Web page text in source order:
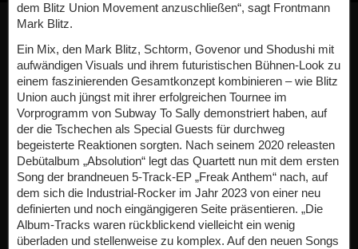
dem Blitz Union Movement anzuschließen“, sagt Frontmann
Mark Blitz.
Ein Mix, den Mark Blitz, Schtorm, Govenor und Shodushi mit
aufwändigen Visuals und ihrem futuristischen Bühnen-Look zu
einem faszinierenden Gesamtkonzept kombinieren – wie Blitz
Union auch jüngst mit ihrer erfolgreichen Tournee im
Vorprogramm von Subway To Sally demonstriert haben, auf
der die Tschechen als Special Guests für durchweg
begeisterte Reaktionen sorgten. Nach seinem 2020 releasten
Debütalbum „Absolution“ legt das Quartett nun mit dem ersten
Song der brandneuen 5-Track-EP „Freak Anthem“ nach, auf
dem sich die Industrial-Rocker im Jahr 2023 von einer neu
definierten und noch eingängigeren Seite präsentieren. „Die
Album-Tracks waren rückblickend vielleicht ein wenig
überladen und stellenweise zu komplex. Auf den neuen Songs